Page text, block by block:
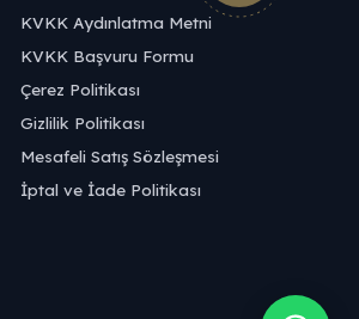
KVKK Aydınlatma Metni
KVKK Başvuru Formu
Çerez Politikası
Gizlilik Politikası
Mesafeli Satış Sözleşmesi
İptal ve İade Politikası